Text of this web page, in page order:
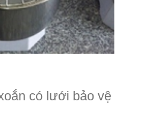
có lưới bảo vệ